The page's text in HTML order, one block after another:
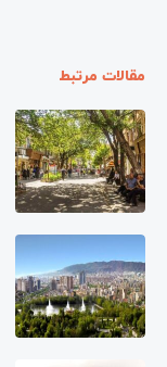
مقالات مرتبط